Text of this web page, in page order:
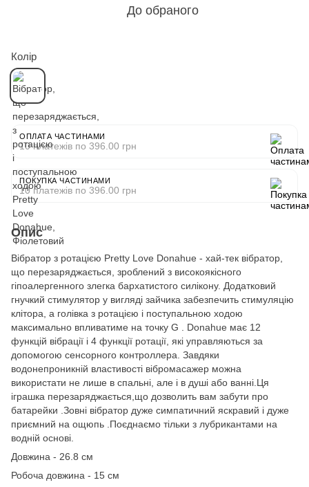
До обраного
Колір
ОПЛАТА ЧАСТИНАМИ
10 платежів по 396.00 грн
ПОКУПКА ЧАСТИНАМИ
10 платежів по 396.00 грн
Опис
Вібратор з ротацією Pretty Love Donahue - хай-тек вібратор,
що перезаряджається, зроблений з високоякісного
гіпоалергенного злегка бархатистого силікону. Додатковий
гнучкий стимулятор у вигляді зайчика забезпечить стимуляцію
клітора, а голівка з ротацією і поступальною ходою
максимально впливатиме на точку G . Donahue має 12
функцій вібрації і 4 функції ротації, які управляються за
допомогою сенсорного контроллера. Завдяки
водонепроникній властивості вібромасажер можна
використати не лише в спальні, але і в душі або ванні.Ця
іграшка перезаряджається,що дозволить вам забути про
батарейки .Зовні вібратор дуже симпатичний яскравий і дуже
приємний на ощюпь .Поєднаємо тільки з лубрикантами на
водній основі.
Довжина - 26.8 см
Робоча довжина - 15 см